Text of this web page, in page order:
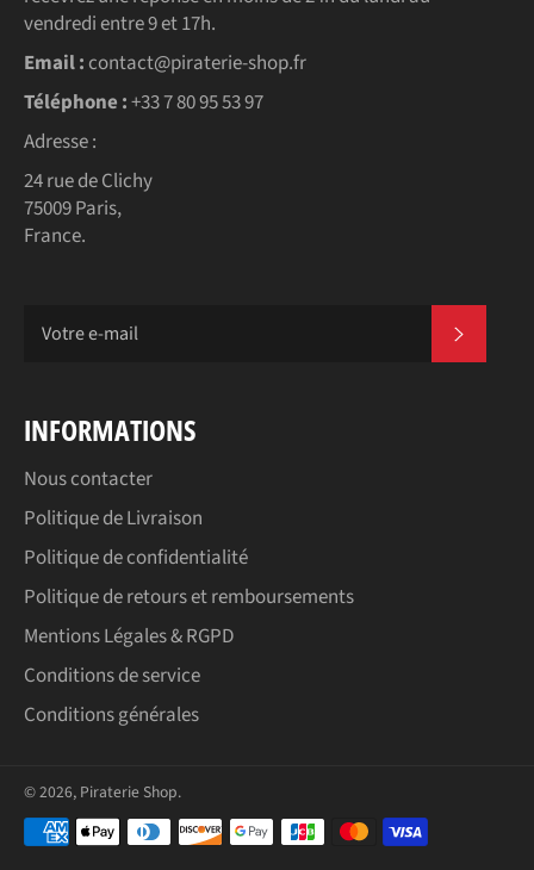
vendredi entre 9 et 17h.
Email : contact@piraterie-shop.fr
Téléphone :+33 7 80 95 53 97
Adresse :
24 rue de Clichy
75009 Paris,
France.
INFORMATIONS
Nous contacter
Politique de Livraison
Politique de confidentialité
Politique de retours et remboursements
Mentions Légales & RGPD
Conditions de service
Conditions générales
© 2026, Piraterie Shop.
Moyens
de